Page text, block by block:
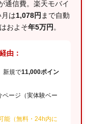
通信費。楽天モバイ
月は1,078円 まで自動
およそ年5万円 。
由：
新規で11,000ポイン
ージ（実体験ベー
能（無料・24h内に